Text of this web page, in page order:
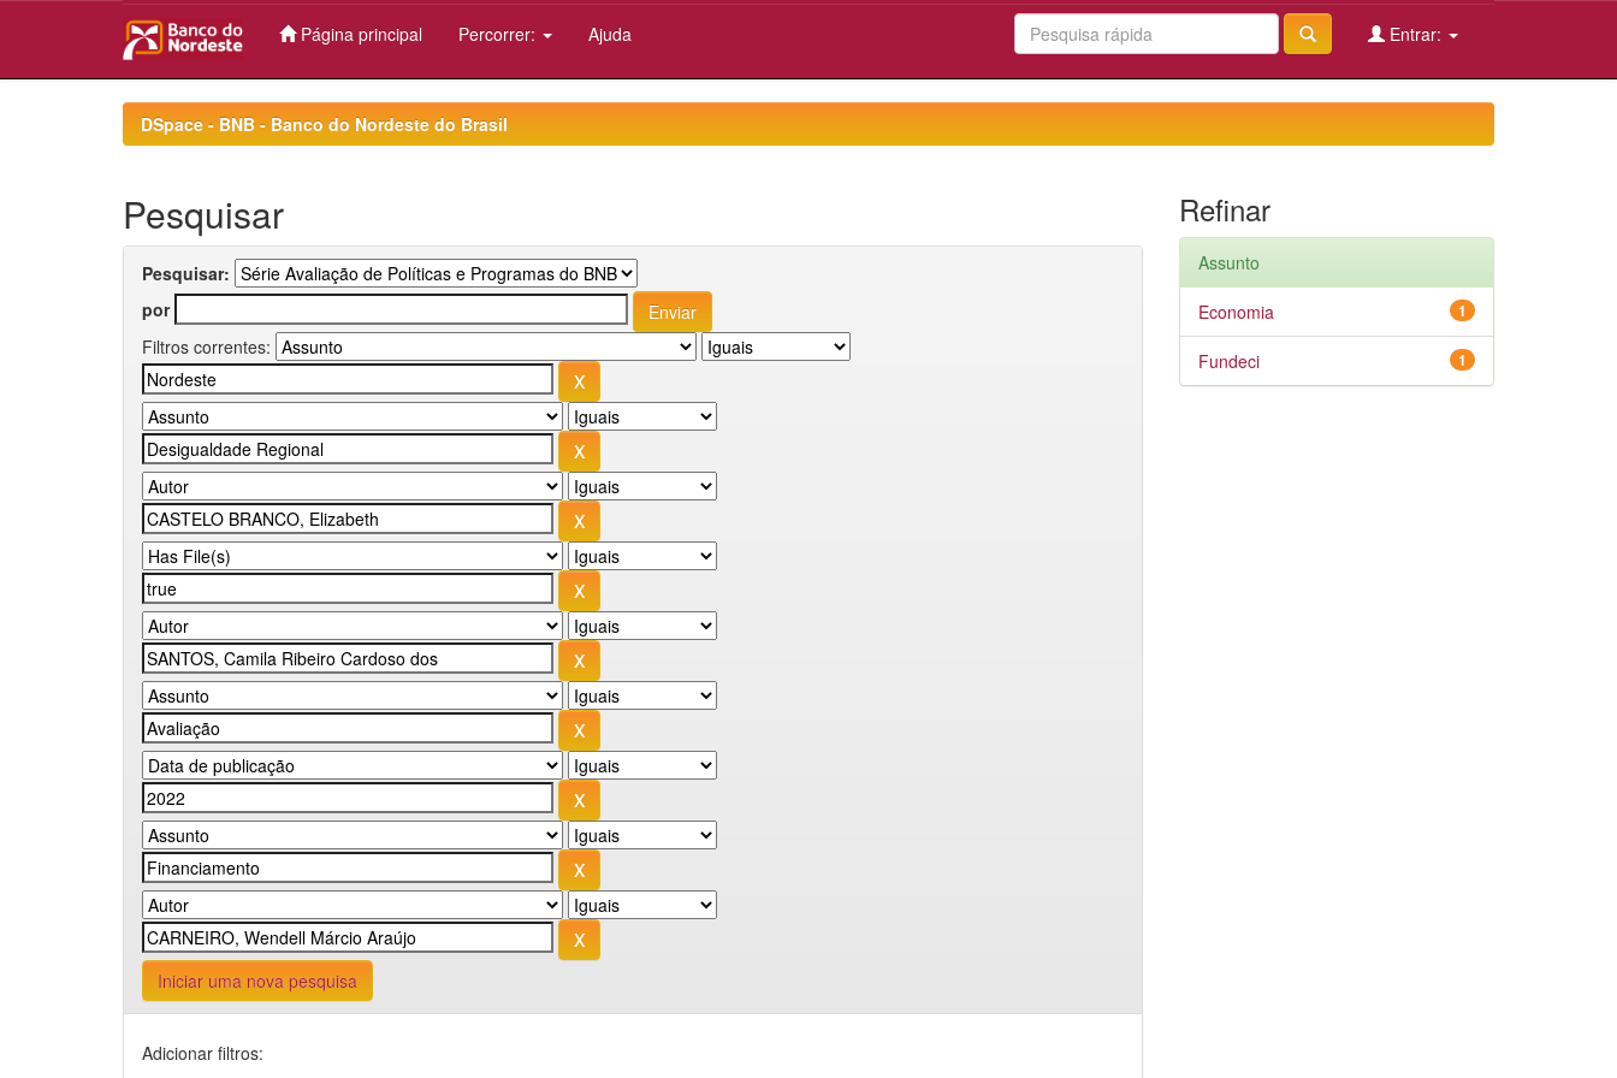
Página principal Percorrer: Ajuda Entrar:
DSpace - BNB - Banco do Nordeste do Brasil
Pesquisar
Pesquisar:
por
Filtros correntes:
Iniciar uma nova pesquisa
Adicionar filtros:
Refinar
Assunto
1
Economia
1
Fundeci